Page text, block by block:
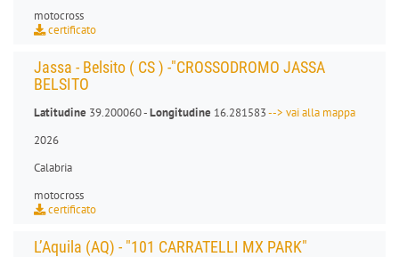
motocross
certificato
Jassa - Belsito ( CS ) -"CROSSODROMO JASSA
BELSITO
Latitudine 39.200060 -Longitudine 16.281583--> vai alla mappa
2026
Calabria
motocross
certificato
L’Aquila (AQ) - "101 CARRATELLI MX PARK"